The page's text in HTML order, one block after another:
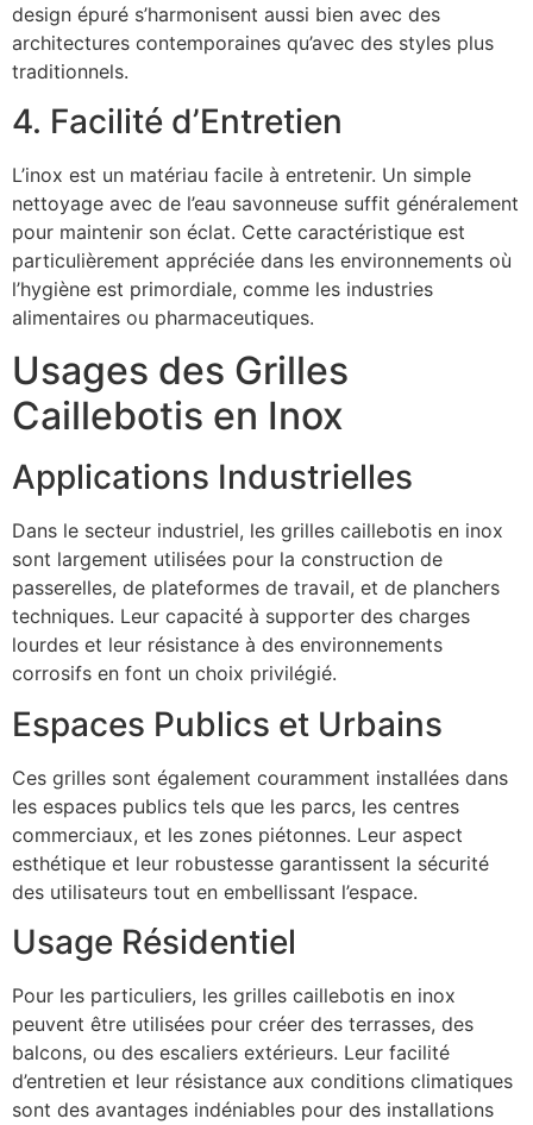
design épuré s’harmonisent aussi bien avec des
architectures contemporaines qu’avec des styles plus
traditionnels.
4. Facilité d’Entretien
L’inox est un matériau facile à entretenir. Un simple
nettoyage avec de l’eau savonneuse suffit généralement
pour maintenir son éclat. Cette caractéristique est
particulièrement appréciée dans les environnements où
l’hygiène est primordiale, comme les industries
alimentaires ou pharmaceutiques.
Usages des Grilles
Caillebotis en Inox
Applications Industrielles
Dans le secteur industriel, les grilles caillebotis en inox
sont largement utilisées pour la construction de
passerelles, de plateformes de travail, et de planchers
techniques. Leur capacité à supporter des charges
lourdes et leur résistance à des environnements
corrosifs en font un choix privilégié.
Espaces Publics et Urbains
Ces grilles sont également couramment installées dans
les espaces publics tels que les parcs, les centres
commerciaux, et les zones piétonnes. Leur aspect
esthétique et leur robustesse garantissent la sécurité
des utilisateurs tout en embellissant l’espace.
Usage Résidentiel
Pour les particuliers, les grilles caillebotis en inox
peuvent être utilisées pour créer des terrasses, des
balcons, ou des escaliers extérieurs. Leur facilité
d’entretien et leur résistance aux conditions climatiques
sont des avantages indéniables pour des installations